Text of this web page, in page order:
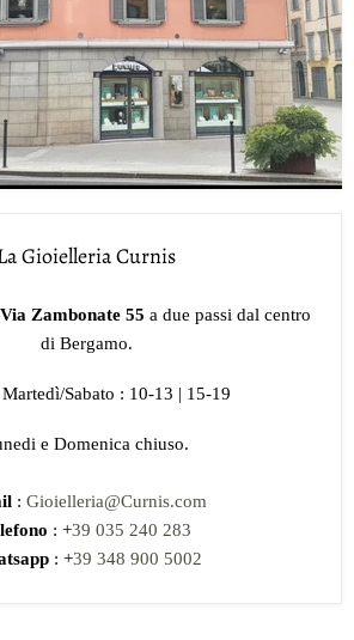
Gioielleria Curnis
Via Zambonate 55 a due passi dal centro
di Bergamo.
Martedì/Sabato : 10-13 | 15-19
e Domenica chiuso.
: Gioielleria@Curnis.com
: +39 035 240 283
: +39 348 900 5002